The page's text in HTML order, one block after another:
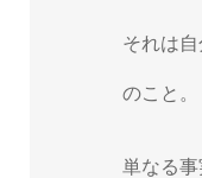
それは
のこと。
単なる